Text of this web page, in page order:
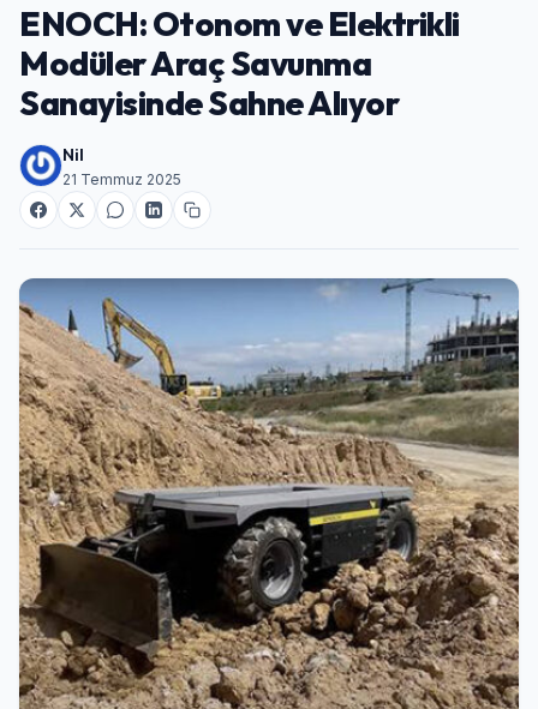
ENOCH: Otonom ve Elektrikli
Modüler Araç Savunma
Sanayisinde Sahne Alıyor
Nil
21 Temmuz 2025